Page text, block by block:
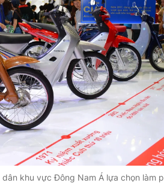
khu vực Đông Nam Á lựa chọn làm